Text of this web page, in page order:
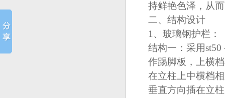
持鲜艳色泽，从
二、结构设计
1、玻璃钢护栏：
结构一：采用
作踢脚板，上横
在立柱上中横档
垂直方向插在立